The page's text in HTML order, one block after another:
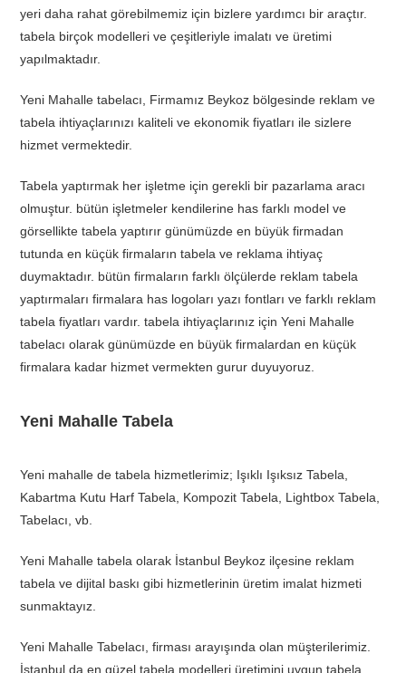
yeri daha rahat görebilmemiz için bizlere yardımcı bir araçtır.
tabela birçok modelleri ve çeşitleriyle imalatı ve üretimi
yapılmaktadır.
Yeni Mahalle tabelacı, Firmamız Beykoz bölgesinde reklam ve
tabela ihtiyaçlarınızı kaliteli ve ekonomik fiyatları ile sizlere
hizmet vermektedir.
Tabela yaptırmak her işletme için gerekli bir pazarlama aracı
olmuştur. bütün işletmeler kendilerine has farklı model ve
görsellikte tabela yaptırır günümüzde en büyük firmadan
tutunda en küçük firmaların tabela ve reklama ihtiyaç
duymaktadır. bütün firmaların farklı ölçülerde reklam tabela
yaptırmaları firmalara has logoları yazı fontları ve farklı reklam
tabela fiyatları vardır. tabela ihtiyaçlarınız için Yeni Mahalle
tabelacı olarak günümüzde en büyük firmalardan en küçük
firmalara kadar hizmet vermekten gurur duyuyoruz.
Yeni Mahalle Tabela
Yeni mahalle de tabela hizmetlerimiz; Işıklı Işıksız Tabela,
Kabartma Kutu Harf Tabela, Kompozit Tabela, Lightbox Tabela,
Tabelacı, vb.
Yeni Mahalle tabela olarak İstanbul Beykoz ilçesine reklam
tabela ve dijital baskı gibi hizmetlerinin üretim imalat hizmeti
sunmaktayız.
Yeni Mahalle Tabelacı, firması arayışında olan müşterilerimiz.
İstanbul da en güzel tabela modelleri üretimini uygun tabela